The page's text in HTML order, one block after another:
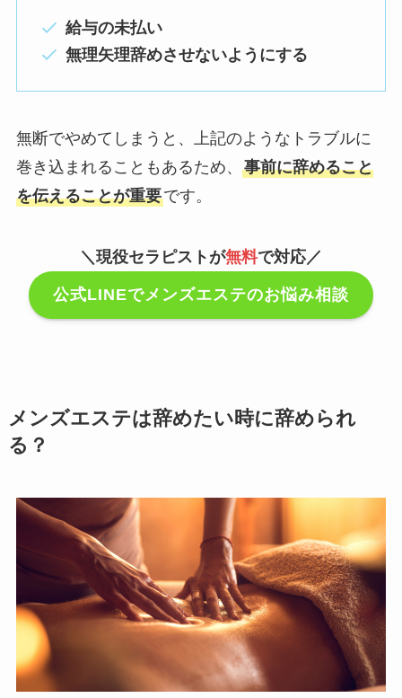
給与の未払い
無理矢理辞めさせないようにする
無断でやめてしまうと、上記のようなトラブルに
巻き込まれることもあるため、 事前に辞めること
を伝えることが重要です。
＼現役セラピストが無料で対応／
公式LINEでメンズエステのお悩み相談
メンズエステは辞めたい時に辞められ
る？